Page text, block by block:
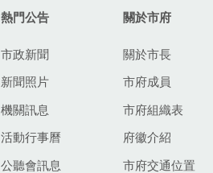
熱門公告
市政新聞
新聞照片
機關訊息
活動行事曆
公聽會訊息
關於市府
關於市長
市府成員
市府組織表
府徽介紹
市府交通位置